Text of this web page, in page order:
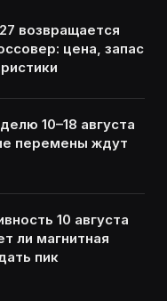
возвращается
цена, запас
10–18 августа
перемены ждут
10 августа
ли магнитная
пик